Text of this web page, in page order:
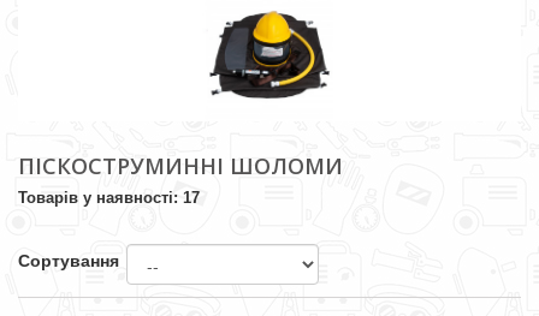
ПІСКОСТРУМИННІ ШОЛОМИ
Товарів у наявності: 17
Сортування